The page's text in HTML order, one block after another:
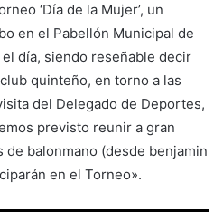
‘Día de la Mujer’, un
en el Pabellón Municipal de
día, siendo reseñable decir
quinteño, en torno a las
del Delegado de Deportes,
previsto reunir a gran
balonmano (desde benjamin
en el Torneo».